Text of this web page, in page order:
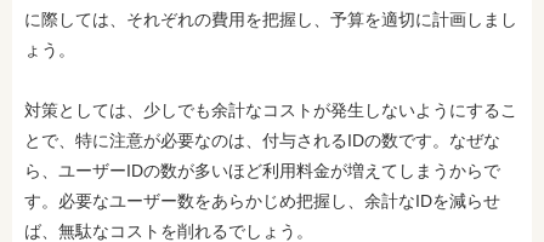
に際しては、それぞれの費用を把握し、予算を適切に計画しまし
ょう。
対策としては、少しでも余計なコストが発生しないようにするこ
とで、特に注意が必要なのは、付与されるIDの数です。なぜな
ら、ユーザーIDの数が多いほど利用料金が増えてしまうからで
す。必要なユーザー数をあらかじめ把握し、余計なIDを減らせ
ば、無駄なコストを削れるでしょう。